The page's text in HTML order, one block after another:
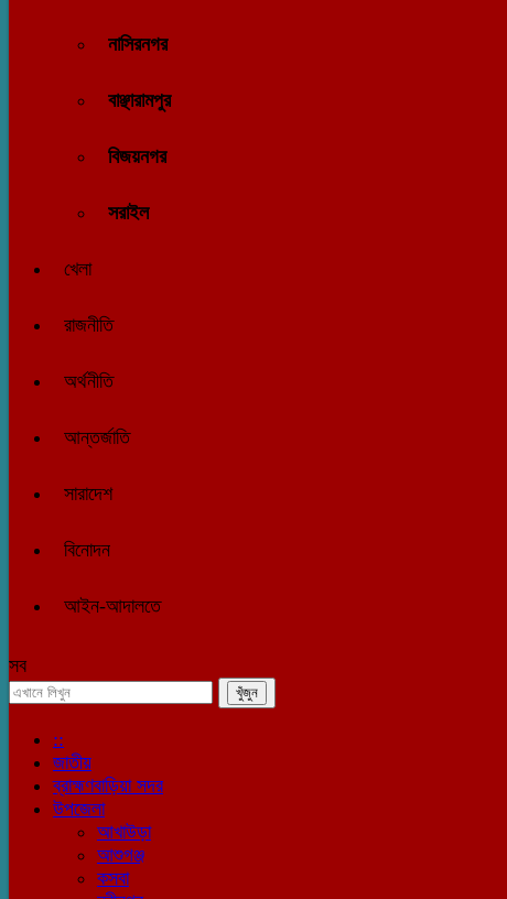
নাসিরনগর
বাঞ্ছারামপুর
বিজয়নগর
সরাইল
খেলা
রাজনীতি
অর্থনীতি
আন্তর্জাতি
সারাদেশ
বিনোদন
আইন-আদালতে
সব
::
জাতীয়
ব্রাহ্মণবাড়িয়া সদর
উপজেলা
আখাউড়া
আশুগঞ্জ
কসবা